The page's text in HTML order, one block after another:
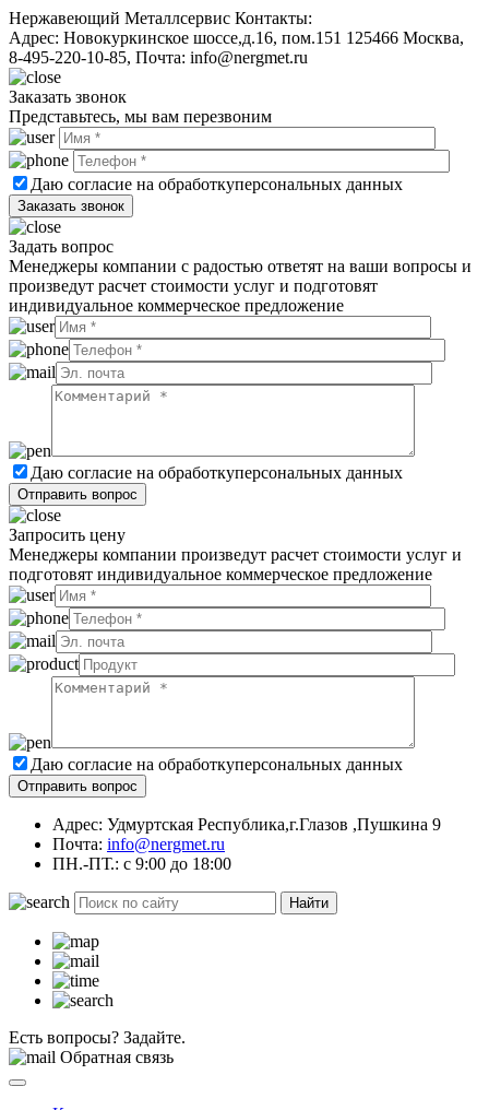
Нержавеющий Металлсервис Контакты:
Адрес: Новокуркинское шоссе,д.16, пом.151 125466 Москва,
8-495-220-10-85, Почта: info@nergmet.ru
Заказать звонок
Представьтесь, мы вам перезвоним
Даю согласие на обработкуперсональных данных
Задать вопрос
Менеджеры компании с радостью ответят на ваши вопросы и
произведут расчет стоимости услуг и подготовят
индивидуальное коммерческое предложение
Даю согласие на обработкуперсональных данных
Запросить цену
Менеджеры компании произведут расчет стоимости услуг и
подготовят индивидуальное коммерческое предложение
Даю согласие на обработкуперсональных данных
Адрес: Удмуртская Республика,г.Глазов ,Пушкина 9
Почта: info@nergmet.ru
ПН.-ПТ.: с 9:00 до 18:00
Найти
Есть вопросы? Задайте.
Обратная связь